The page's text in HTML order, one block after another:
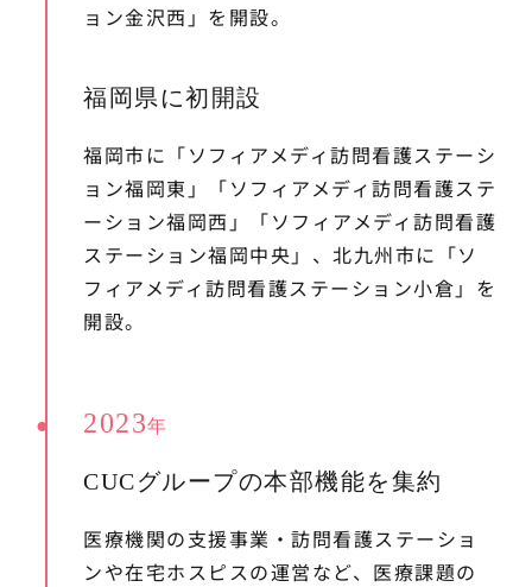
ョン金沢西」を開設。
福岡県に初開設
福岡市に「ソフィアメディ訪問看護ステーシ
ョン福岡東」「ソフィアメディ訪問看護ステ
ーション福岡西」「ソフィアメディ訪問看護
ステーション福岡中央」、北九州市に「ソ
フィアメディ訪問看護ステーション小倉」を
開設。
2023年
CUCグループの本部機能を集約
医療機関の支援事業・訪問看護ステーショ
ンや在宅ホスピスの運営など、医療課題の